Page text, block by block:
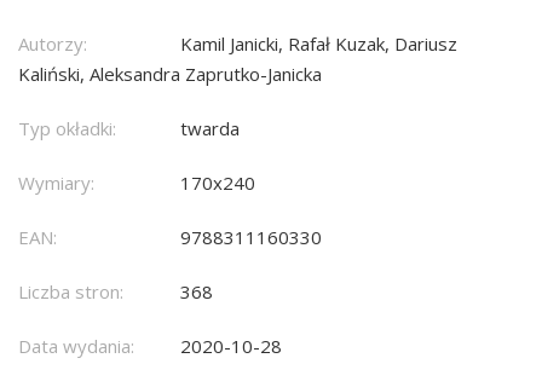
Autorzy:
Kamil Janicki, Rafał Kuzak, Dariusz
Kaliński, Aleksandra Zaprutko-Janicka
Typ okładki: twarda
Wymiary: 170x240
EAN: 9788311160330
Liczba stron: 368
Data wydania: 2020-10-28